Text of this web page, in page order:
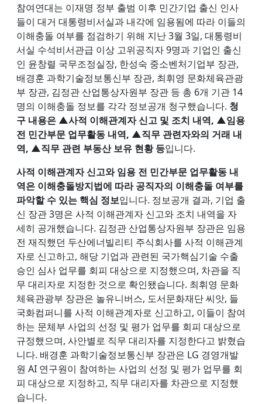
참여연대는 이재명 정부 출범 이후 민간기업 출신 인사
들이 대거 대통령비서실과 내각에 임용됨에 따라 이들의
이해충돌 여부를 점검하기 위해 지난 3월 3일, 대통령비
서실 수석비서관급 이상 고위공직자 9명과 기업인 출신
인 윤창렬 국무조정실장, 한성숙 중소벤처기업부 장관,
배경훈 과학기술정보통신부 장관, 최휘영 문화체육관광
부 장관, 김정관 산업통상자원부 장관 등 총 6개 기관 14
명의 이해충돌 정보를 각각 정보공개 청구했습니다. 청
구 내용은 ▲사적 이해관계자 신고 및 조치 내역, ▲임용
전 민간부문 업무활동 내역, ▲직무 관련자와의 거래 내
역, ▲직무 관련 부동산 보유 현황 등입니다.
사적 이해관계자 신고와 임용 전 민간부문 업무활동 내
역은 이해충돌방지법에 따라 공직자의 이해충돌 여부를
파악할 수 있는 핵심 정보입니다. 정보공개 결과, 기업 출
신 장관 3명은 사적 이해관계자 신고와 조치 내역을 자
세히 공개했습니다. 김정관 산업통상자원부 장관은 임용
전 재직했던 두산에너빌리티 주식회사를 사적 이해관계
자로 신고하고, 해당 기업과 관련된 국가핵심기술 수출
승인 심사 업무를 회피 대상으로 지정했으며, 차관을 직
무 대리자로 지정한 것으로 확인됐습니다. 최휘영 문화
체육관광부 장관은 놀유니버스, 도서문화재단 씨앗, 들
국화컴퍼니를 사적 이해관계자로 신고하고, 이들이 참여
하는 문체부 사업의 선정 및 평가 업무를 회피 대상으로
규정했으며, 사안별로 직무 대리자를 지정한다고 밝혔습
니다. 배경훈 과학기술정보통신부 장관은 LG 경영개발
원 AI 연구원이 참여하는 사업의 선정 및 평가 업무를 회
피 대상으로 지정하고, 직무 대리자를 차관으로 지정했
습니다.